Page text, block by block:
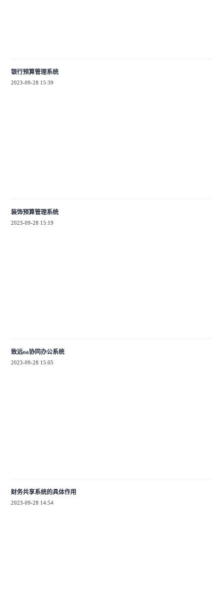
银行预算管理系统
2023-09-28 15:39
装饰预算管理系统
2023-09-28 15:19
致远oa协同办公系统
2023-09-28 15:05
财务共享系统的具体作用
2023-09-28 14:54